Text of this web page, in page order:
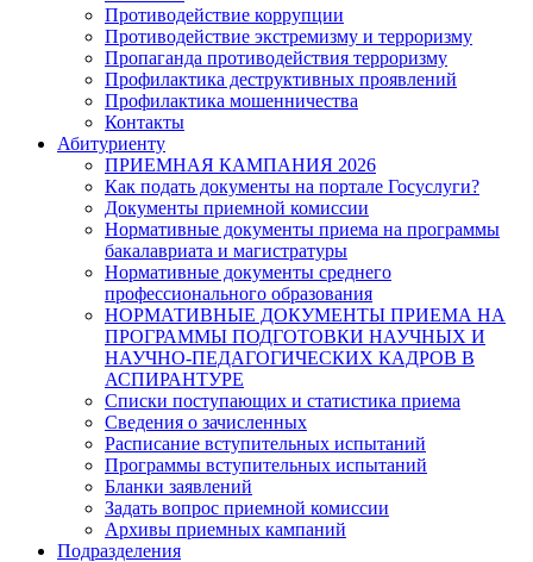
Противодействие коррупции
Противодействие экстремизму и терроризму
Пропаганда противодействия терроризму
Профилактика деструктивных проявлений
Профилактика мошенничества
Контакты
Абитуриенту
ПРИЕМНАЯ КАМПАНИЯ 2026
Как подать документы на портале Госуслуги?
Документы приемной комиссии
Нормативные документы приема на программы
бакалавриата и магистратуры
Нормативные документы среднего
профессионального образования
НОРМАТИВНЫЕ ДОКУМЕНТЫ ПРИЕМА НА
ПРОГРАММЫ ПОДГОТОВКИ НАУЧНЫХ И
НАУЧНО-ПЕДАГОГИЧЕСКИХ КАДРОВ В
АСПИРАНТУРЕ
Списки поступающих и статистика приема
Сведения о зачисленных
Расписание вступительных испытаний
Программы вступительных испытаний
Бланки заявлений
Задать вопрос приемной комиссии
Архивы приемных кампаний
Подразделения